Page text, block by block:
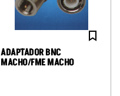
ADAPTADOR BNC
MACHO/FME MACHO